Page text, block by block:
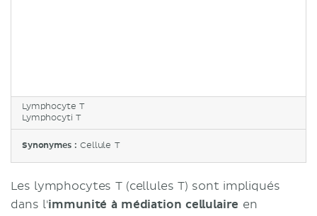
Lymphocyte T
Lymphocyti T
Synonymes :Cellule T
Les lymphocytes T (cellules T) sont impliqués
dans l'immunité à médiation cellulaire en